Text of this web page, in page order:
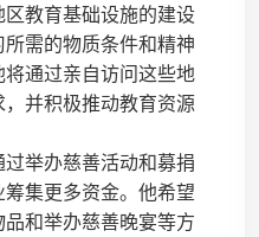
教育基础设施的建设
需的物质条件和精神
通过亲自访问这些地
并积极推动教育资源
举办慈善活动和募捐
集更多资金。他希望
和举办慈善晚宴等方